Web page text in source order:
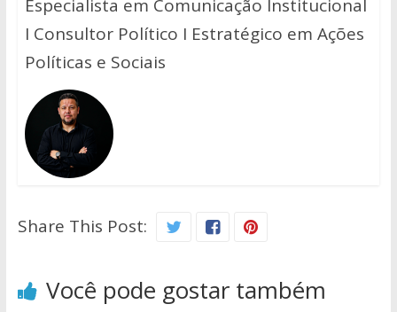
Especialista em Comunicação Institucional
I Consultor Político I Estratégico em Ações
Políticas e Sociais
Share This Post:
Você pode gostar também